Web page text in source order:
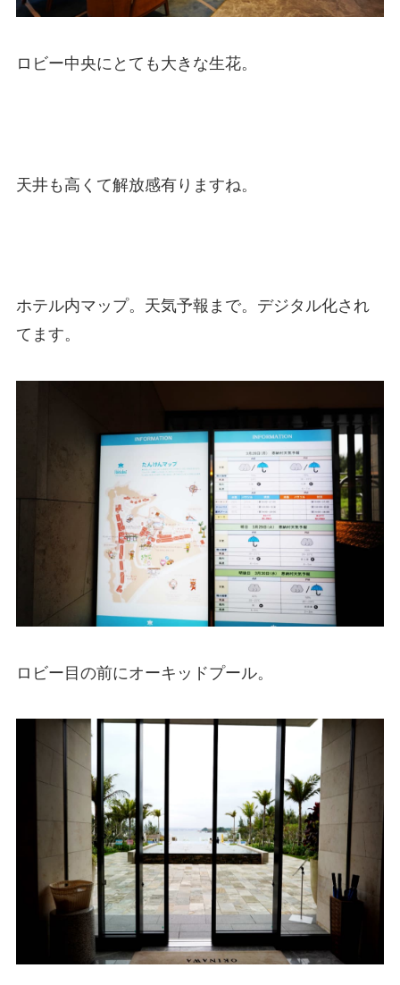
ロビー中央にとても大きな生花。
天井も高くて解放感有りますね。
ホテル内マップ。天気予報まで。デジタル化され
てます。
ロビー目の前にオーキッドプール。